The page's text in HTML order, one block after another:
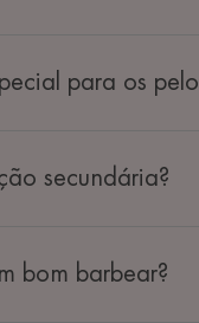
para os
secundária?
bom barbear?